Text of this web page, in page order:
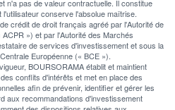
n'a pas de valeur contractuelle. Il constitue
conserve l'absolue maîtrise.
crédit de droit français agréé par l'Autorité de
») et par l'Autorité des Marchés
de services d'investissement et sous la
Européenne (« BCE »).
BOURSORAMA établit et maintient
conflits d'intérêts et met en place des
afin de prévenir, identifier et gérer les
aux recommandations d'investissement